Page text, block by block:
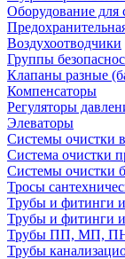
Оборудование для
Воздухоотводчики
Группы
Клапаны разные
Компенсаторы
Регуляторы
Элеваторы
Системы очистки
Система очистки
Системы очистки
Тросы
Трубы и фитинги
Трубы и фитинги
Трубы ПП, МП,
Трубы